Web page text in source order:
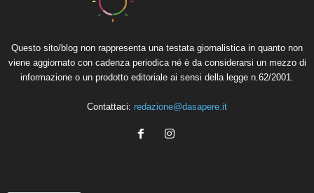
Questo sito/blog non rappresenta una testata giornalistica in quanto non
viene aggiornato con cadenza periodica né è da considerarsi un mezzo di
informazione o un prodotto editoriale ai sensi della legge n.62/2001.
Contattaci: redazione@dasapere.it